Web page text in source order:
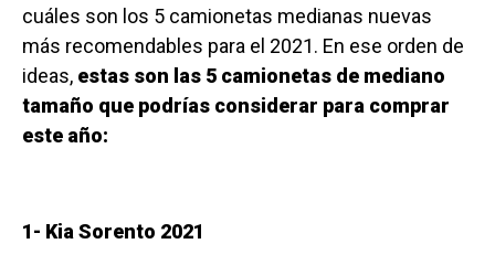
cuáles son los 5 camionetas medianas nuevas
más recomendables para el 2021. En ese orden de
ideas, estas son las 5 camionetas de mediano
tamaño que podrías considerar para comprar
este año:
1- Kia Sorento 2021